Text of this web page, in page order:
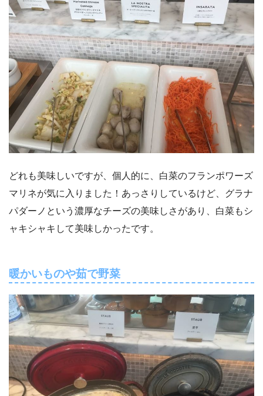
どれも美味しいですが、個人的に、白菜のフランポワーズ
マリネが気に入りました！あっさりしているけど、グラナ
パダーノという濃厚なチーズの美味しさがあり、白菜もシ
ャキシャキして美味しかったです。
暖かいものや茹で野菜